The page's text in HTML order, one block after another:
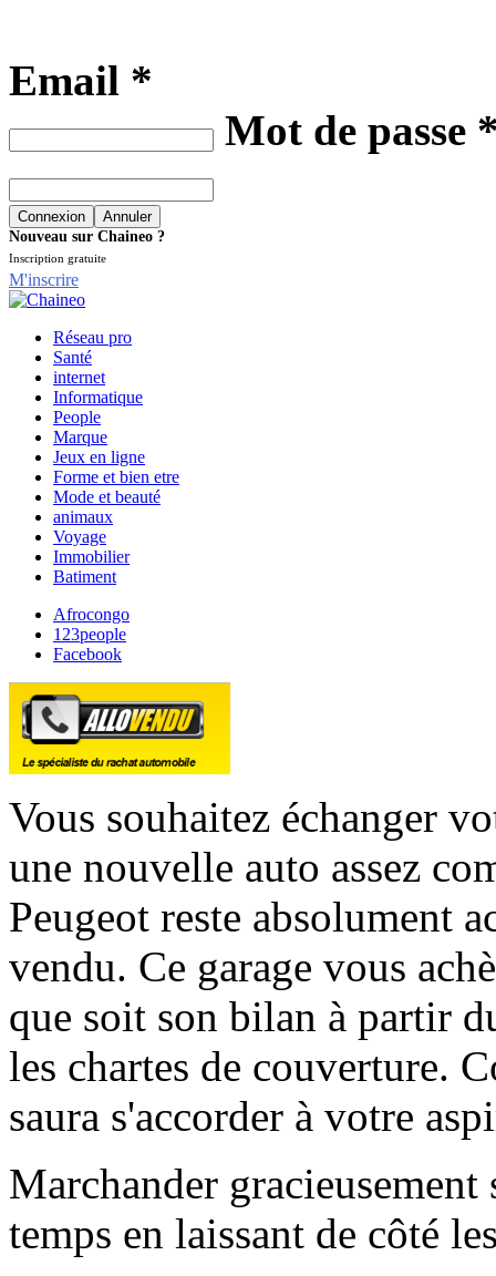
Email *
Mot de passe
Nouveau sur Chaineo ?
Inscription gratuite
M'inscrire
Réseau pro
Santé
internet
Informatique
People
Marque
Jeux en ligne
Forme et bien etre
Mode et beauté
animaux
Voyage
Immobilier
Batiment
Afrocongo
123people
Facebook
Vous souhaitez échanger
une nouvelle auto assez
Peugeot reste absolument
vendu. Ce garage vous
que soit son bilan à partir
les chartes de couverture.
saura s'accorder à votre
Marchander
temps en laissant de côté